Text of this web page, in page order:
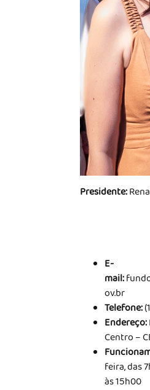
Presidente:
E-
mail:
ov.br
Telefone:
Endereço:
Centro –
feira, das
às 15h00